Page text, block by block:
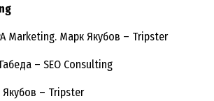
Marketing. Марк Якубов – Tripster
– SEO Consulting
– Tripster